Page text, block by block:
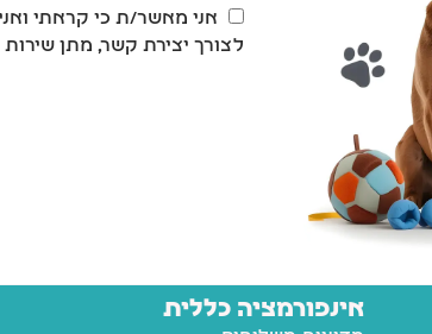
אני מאשר/ת כי קראתי
לצורך יצירת קשר, מתן
אינפורמציה כללית